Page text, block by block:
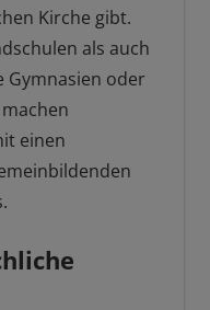
Kirche gibt.
als auch
Gymnasien oder
einen